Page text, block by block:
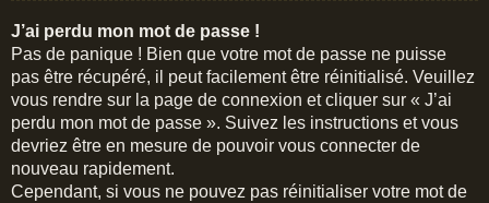
J’ai perdu mon mot de passe !
Pas de panique ! Bien que votre mot de passe ne puisse
pas être récupéré, il peut facilement être réinitialisé. Veuillez
vous rendre sur la page de connexion et cliquer sur « J’ai
perdu mon mot de passe ». Suivez les instructions et vous
devriez être en mesure de pouvoir vous connecter de
nouveau rapidement.
Cependant, si vous ne pouvez pas réinitialiser votre mot de